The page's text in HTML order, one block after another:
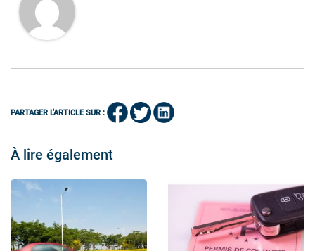
PARTAGER L'ARTICLE SUR :
À lire également